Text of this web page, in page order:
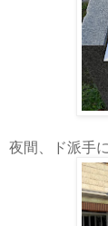
夜間、ド派手